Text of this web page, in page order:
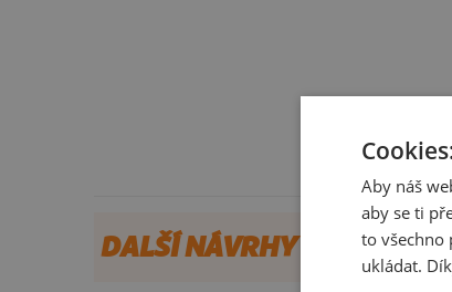
DALŠÍ NÁVRHY OD
Aby náš
aby se ti
to všechno
ukládat.